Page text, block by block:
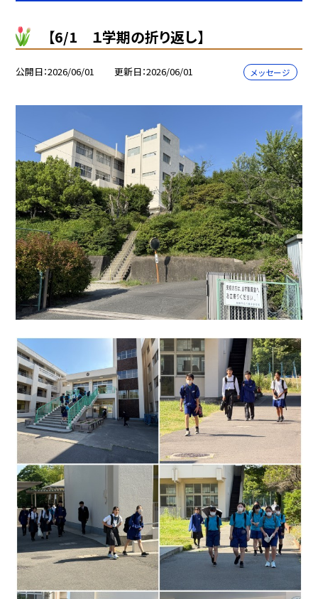
【6/1 １学期の折り返し】
公開日 2026/06/01 更新日 2026/06/01 メッセージ